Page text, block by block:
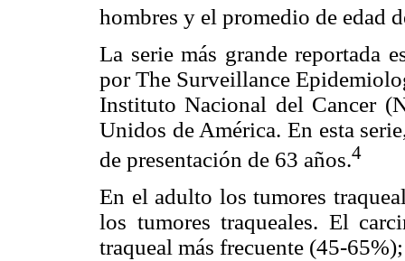
hombres y el promedio de edad
La serie más grande reportada
por The Surveillance
Instituto Nacional del Cancer
Unidos de América. En esta
de presentación de 63 años.4
En el adulto los tumores
los tumores traqueales. El
traqueal más frecuente (45-